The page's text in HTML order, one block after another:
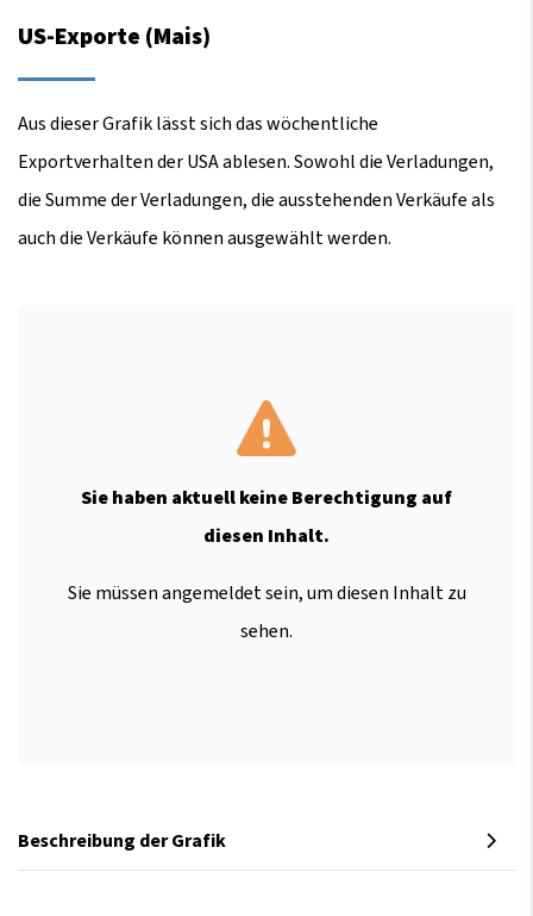
US-Exporte (Mais)
Aus dieser Grafik lässt sich das wöchentliche
Exportverhalten der USA ablesen. Sowohl die Verladungen,
die Summe der Verladungen, die ausstehenden Verkäufe als
auch die Verkäufe können ausgewählt werden.
Sie haben aktuell keine Berechtigung auf
diesen Inhalt.
Sie müssen angemeldet sein, um diesen Inhalt zu
sehen.
Beschreibung der Grafik